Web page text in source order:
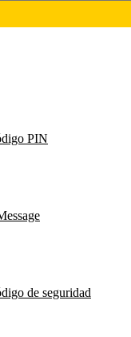
PIN
de seguridad